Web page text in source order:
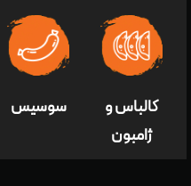
کالباس و
ژامبون
سوسیس